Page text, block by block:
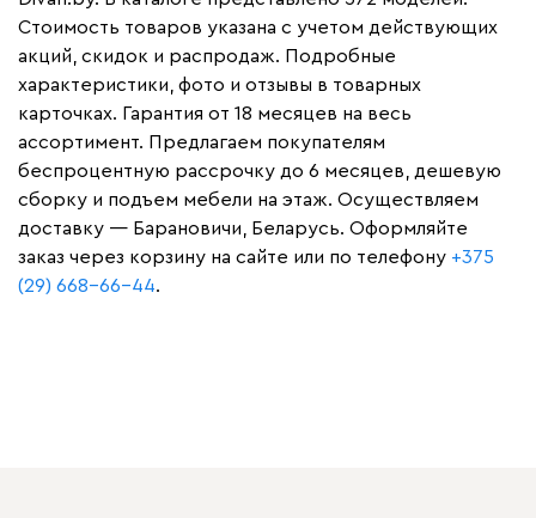
Стоимость товаров указана с учетом действующих
акций, скидок и распродаж. Подробные
характеристики, фото и отзывы в товарных
карточках. Гарантия от 18 месяцев на весь
ассортимент. Предлагаем покупателям
беспроцентную рассрочку до 6 месяцев, дешевую
сборку и подъем мебели на этаж. Осуществляем
доставку — Барановичи, Беларусь. Оформляйте
заказ через корзину на сайте или по телефону +375
(29) 668-66-44.